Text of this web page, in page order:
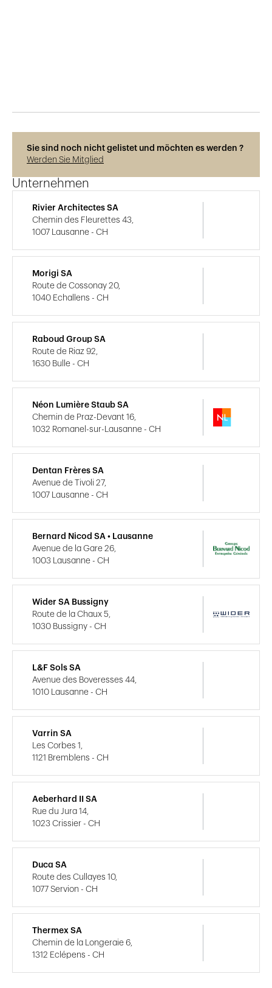
Sie sind noch nicht gelistet und möchten es werden ?
Werden Sie Mitglied
Unternehmen
Rivier Architectes SA
Chemin des Fleurettes 43,
1007 Lausanne - CH
Morigi SA
Route de Cossonay 20,
1040 Echallens - CH
Raboud Group SA
Route de Riaz 92,
1630 Bulle - CH
Néon Lumière Staub SA
Chemin de Praz-Devant 16,
1032 Romanel-sur-Lausanne - CH
Dentan Frères SA
Avenue de Tivoli 27,
1007 Lausanne - CH
Bernard Nicod SA • Lausanne
Avenue de la Gare 26,
1003 Lausanne - CH
Wider SA Bussigny
Route de la Chaux 5,
1030 Bussigny - CH
L&F Sols SA
Avenue des Boveresses 44,
1010 Lausanne - CH
Varrin SA
Les Corbes 1,
1121 Bremblens - CH
Aeberhard II SA
Rue du Jura 14,
1023 Crissier - CH
Duca SA
Route des Cullayes 10,
1077 Servion - CH
Thermex SA
Chemin de la Longeraie 6,
1312 Eclépens - CH